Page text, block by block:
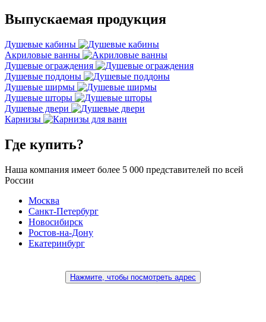
Выпускаемая продукция
Душевые кабины
Акриловые ванны
Душевые ограждения
Душевые поддоны
Душевые ширмы
Душевые шторы
Душевые двери
Карнизы
Где купить?
Наша компания имеет более 5 000 представителей по всей
России
Москва
Санкт-Петербург
Новосибирск
Ростов-на-Дону
Екатеринбург
Нажмите, чтобы посмотреть адрес